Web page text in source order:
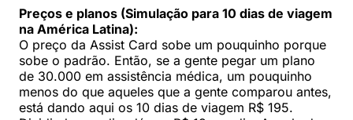
Preços e planos (Simulação para 10 dias de viagem
na América Latina):
O preço da Assist Card sobe um pouquinho porque
sobe o padrão. Então, se a gente pegar um plano
de 30.000 em assistência médica, um pouquinho
menos do que aqueles que a gente comparou antes,
está dando aqui os 10 dias de viagem R$ 195.